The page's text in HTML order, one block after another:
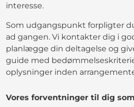
interesse.
Som udgangspunkt forpligter
ad gangen. Vi kontakter dig i
planlægge din deltagelse og
guide med
oplysninger inden
Vores forventninger til dig